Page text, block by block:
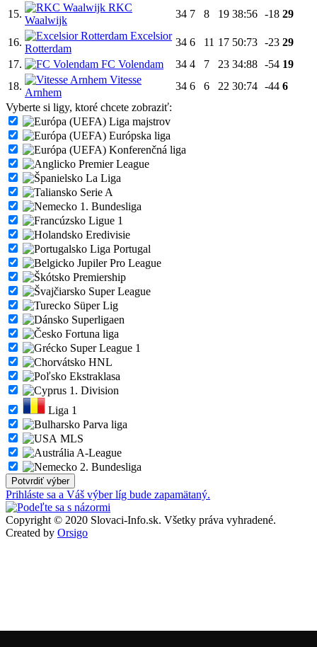
15.
RKC
Waalwijk
34 7 8 19 38:56 -18 29
16.
Excelsior
Rotterdam
34 6 11 17 50:73 -23 29
17.
FC Volendam 34 4 7 23 34:88 -54 19
18.
Vitesse
Arnhem
34 6 6 22 30:74 -44 6
Vyberte si ligy, ktoré chcete zobraziť:
Liga majstrov
Európska liga
Konferenčná liga
Premier League
La Liga
Serie A
1. Bundesliga
Ligue 1
Eredivisie
Liga Portugal
Jupiler Pro League
Premiership
Super League
Süper Lig
Superligaen
Fortuna liga
Super League 1
HNL
Ekstraklasa
1. Division
Liga 1
Parva liga
MLS
A-League
2. Bundesliga
Prihláste sa a Váš výber líg bude zapamätaný.
Copyright © 2020 Slovaci-Info.sk. Všetky práva vyhradené.
Created by Orsigo